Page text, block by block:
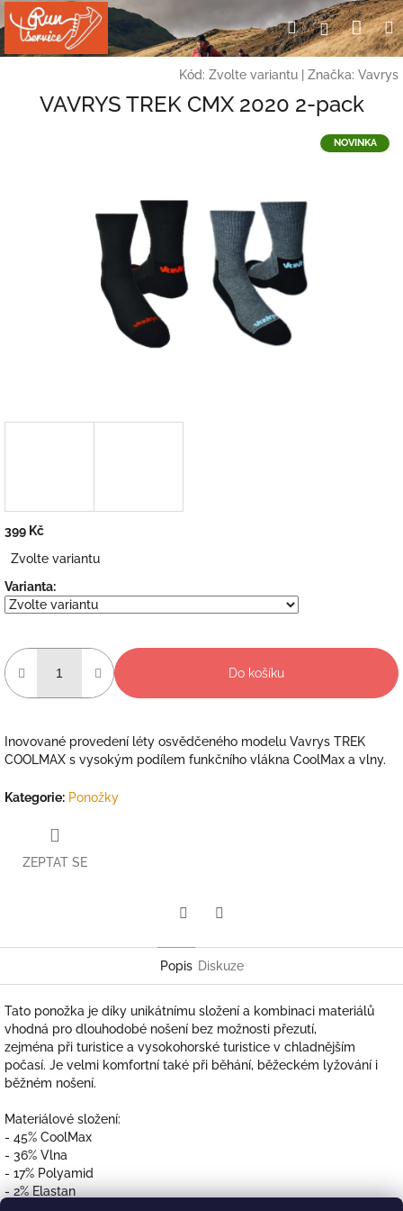
na
obsah
HledatPřihlášení
Kód: Zvolte variantu Značka: Vavrys
VAVRYS TREK CMX 2020 2-pack
NOVINKA
399 Kč
cena:
Zvolte variantu
Varianta:
Do košíku
Inovované provedení léty osvědčeného modelu Vavrys TREK
COOLMAX s vysokým podílem funkčního vlákna CoolMax a vlny.
Kategorie: Ponožky
ZEPTAT SE
Popis Diskuze
Tato ponožka je díky unikátnímu složení a kombinaci materiálů
vhodná pro dlouhodobé nošení bez možnosti přezutí,
zejména při turistice a vysokohorské turistice v chladnějším
počasí. Je velmi komfortní také při běhání, běžeckém lyžování i
běžném nošení.
Materiálové složení:
- 45% CoolMax
- 36% Vlna
- 17% Polyamid
- 2% Elastan